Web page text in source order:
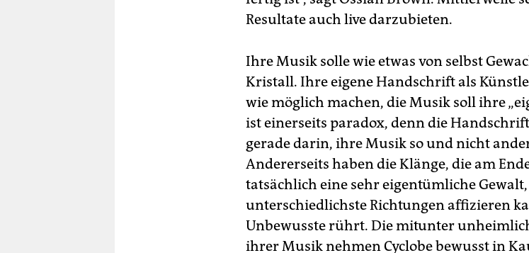
Resultate auch live darzubieten.
Ihre Musik solle wie etwas von selbst
Kristall. Ihre eigene Handschrift als
wie möglich machen, die Musik soll ihre
ist einerseits paradox, denn die
gerade darin, ihre Musik so und nicht
Andererseits haben die Klänge, die am
tatsächlich eine sehr eigentümliche
unterschiedlichste Richtungen affizieren
Unbewusste rührt. Die mitunter
ihrer Musik nehmen Cyclobe bewusst in